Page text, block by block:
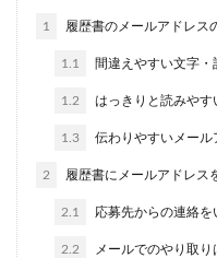
1 履歴書のメールアドレス
1.1 間違えやすい文字
1.2 はっきりと読みやす
1.3 伝わりやすいメール
2 履歴書にメールアドレス
2.1 応募先からの連絡
2.2 メールでのやり取り